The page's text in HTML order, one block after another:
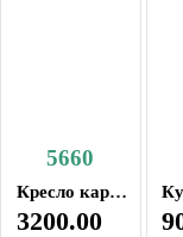
5660
Кресло карповое, складное
3200.00